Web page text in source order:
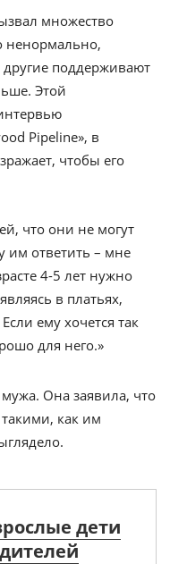
множество
ненормально,
поддерживают
Этой
Pipeline», в
чтобы его
что они не могут
им ответить – мне
4-5 лет нужно
в платьях,
ему хочется так
для него.»
Она заявила, что
как им
дети